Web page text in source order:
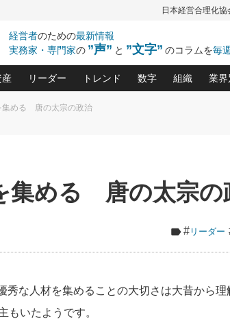
日本経営合理化
経営者のための最新情報
実務家・専門家の ”声” と ”文字” のコラムを毎
尚哉氏(5)
ック(240)
利益を上げる経営」の極意
箱(9)
成功イメージ戦略(77)
産
中国経済の最新動向(204)
業承継の前に、決めておきたい、知っておきたい
リーダー
ピョートル・F・グジバチの『経営戦略の新
朝礼・会議での「社長の３分間スピーチ」ネ
次もあなたにお願いしたいと思われる「一流
トレンド
北村森の「今月のヒット商品」
社長のメシの種 4.0(206)
数字
会社を守り抜くた
強い決算書の会社
損益分岐点を下げ
賢い社長の「経理
組織
職場の生
賃金決定の
顧客・社
門」(23)
業界
柿
める 唐の太宗の政治
める 唐の太宗の
# リーダー
秀な人材を集めることの大切さは大昔から
もいたようです。